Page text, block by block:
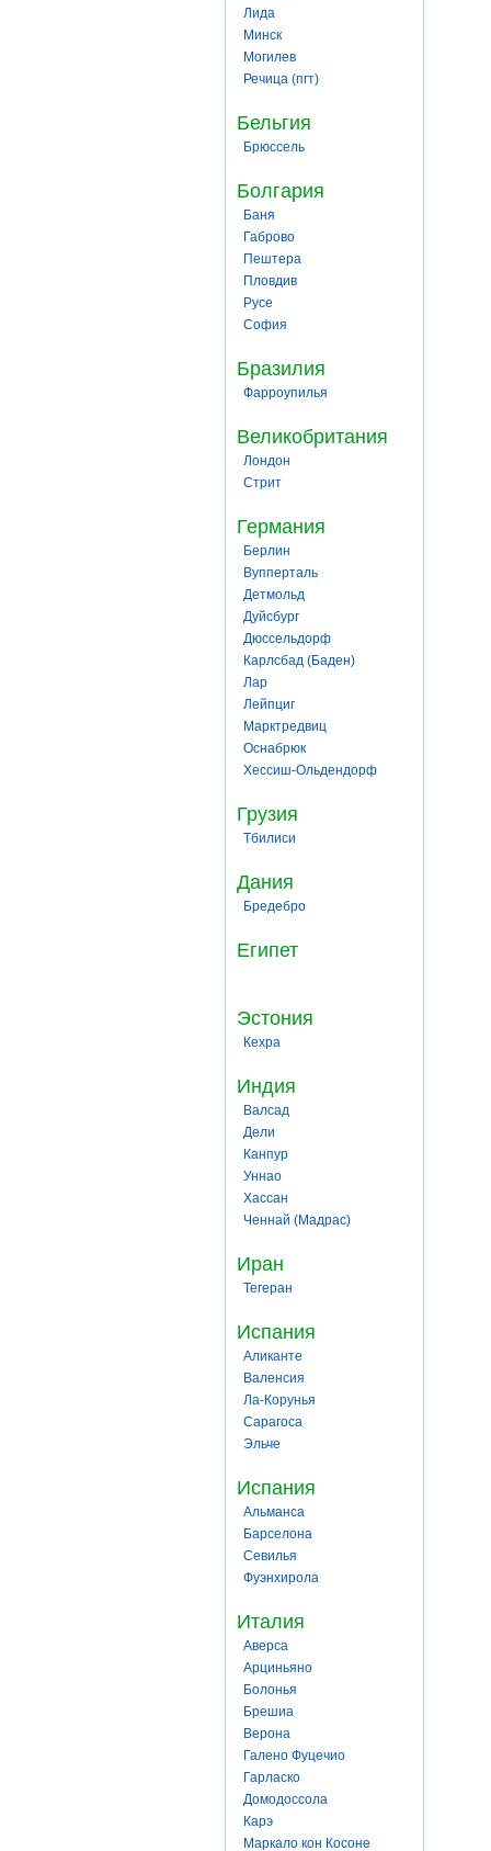
Лида
Минск
Могилев
Речица (пгт)
Бельгия
Брюссель
Болгария
Баня
Габрово
Пештера
Пловдив
Русе
София
Бразилия
Фарроупилья
Великобритания
Лондон
Стрит
Германия
Берлин
Вупперталь
Детмольд
Дуйсбург
Дюссельдорф
Карлсбад (Баден)
Лар
Лейпциг
Марктредвиц
Оснабрюк
Хессиш-Ольдендорф
Грузия
Тбилиси
Дания
Бредебро
Египет
Эстония
Кехра
Индия
Валсад
Дели
Канпур
Уннао
Хассан
Ченнай (Мадрас)
Иран
Тегеран
Испания
Аликанте
Валенсия
Ла-Корунья
Сарагоса
Эльче
Испания
Альманса
Барселона
Севилья
Фуэнхирола
Италия
Аверса
Арциньяно
Болонья
Брешиа
Верона
Галено Фуцечио
Гарласко
Домодоссола
Карэ
Маркало кон Косоне